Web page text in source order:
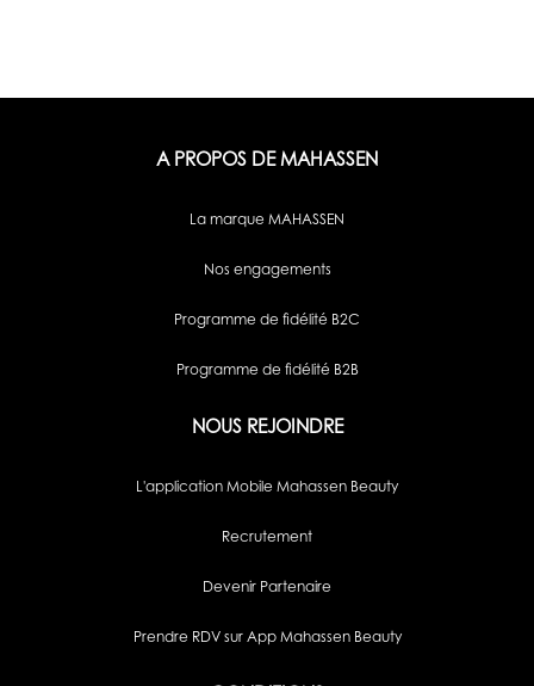
A PROPOS DE MAHASSEN
La marque MAHASSEN
Nos engagements
Programme de fidélité B2C
Programme de fidélité B2B
NOUS REJOINDRE
L'application Mobile Mahassen Beauty
Recrutement
Devenir Partenaire
Prendre RDV sur App Mahassen Beauty